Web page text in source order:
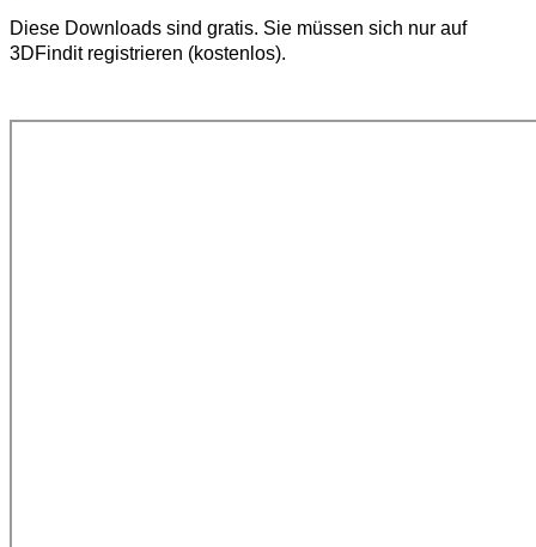
Diese Downloads sind gratis. Sie müssen sich nur auf
3DFindit registrieren (kostenlos).